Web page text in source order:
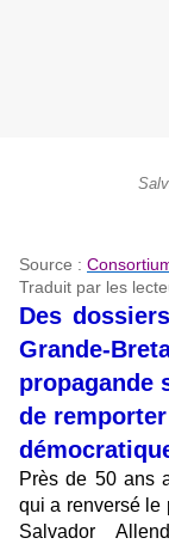
Source :
Traduit par les
Des
Grande-
propagande
de
Près de 50 ans
qui a renversé le
Salvador